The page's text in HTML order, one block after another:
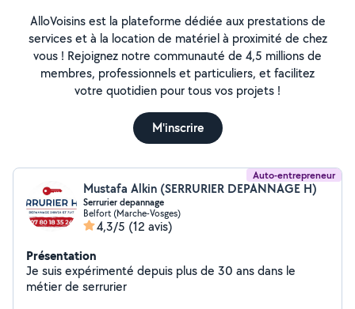
AlloVoisins est la plateforme dédiée aux prestations de
services et à la location de matériel à proximité de chez
vous ! Rejoignez notre communauté de 4,5 millions de
membres, professionnels et particuliers, et facilitez
votre quotidien pour tous vos projets !
M'inscrire
Auto-entrepreneur
Mustafa Alkin (SERRURIER DEPANNAGE H)
Serrurier depannage
Belfort (Marche-Vosges)
4,3/5 (12 avis)
Présentation
Je suis expérimenté depuis plus de 30 ans dans le
métier de serrurier